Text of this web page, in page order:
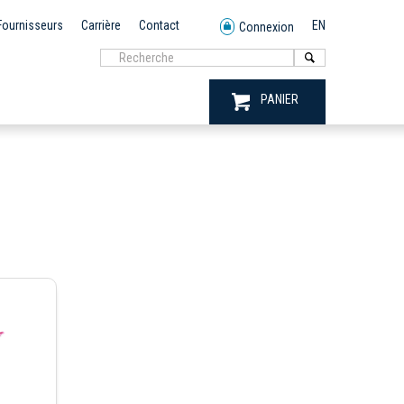
Carrière Contact Connexion EN
PANIER